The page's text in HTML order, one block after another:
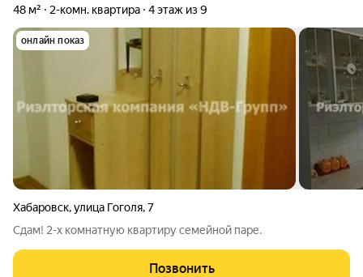
48 м² 2-комн. квартира 4 этаж из 9
онлайн показ
Хабаровск,улица Гоголя,7
Сдам! 2-х комнатную квартиру семейной паре.
Позвонить